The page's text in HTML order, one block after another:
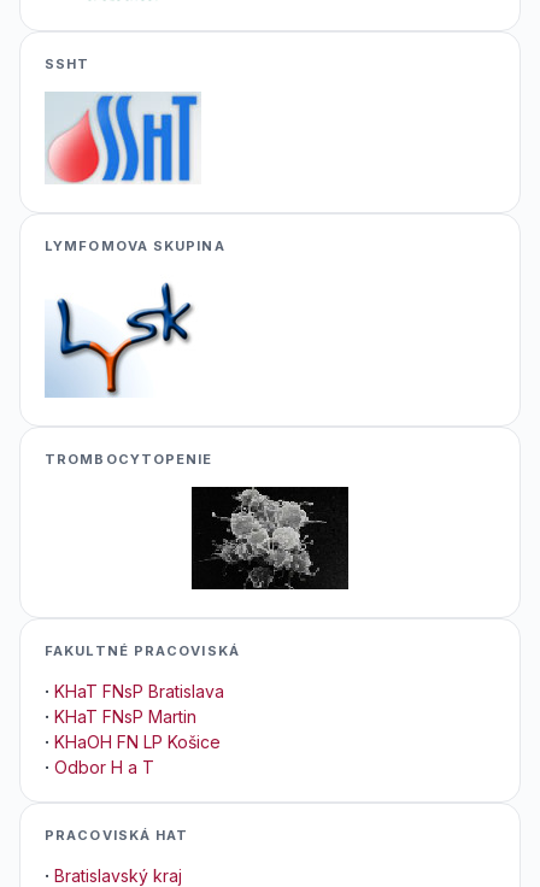
SSHT
LYMFOMOVA SKUPINA
TROMBOCYTOPENIE
FAKULTNÉ PRACOVISKÁ
· KHaT FNsP Bratislava
· KHaT FNsP Martin
· KHaOH FN LP Košice
· Odbor H a T
PRACOVISKÁ HAT
· Bratislavský kraj